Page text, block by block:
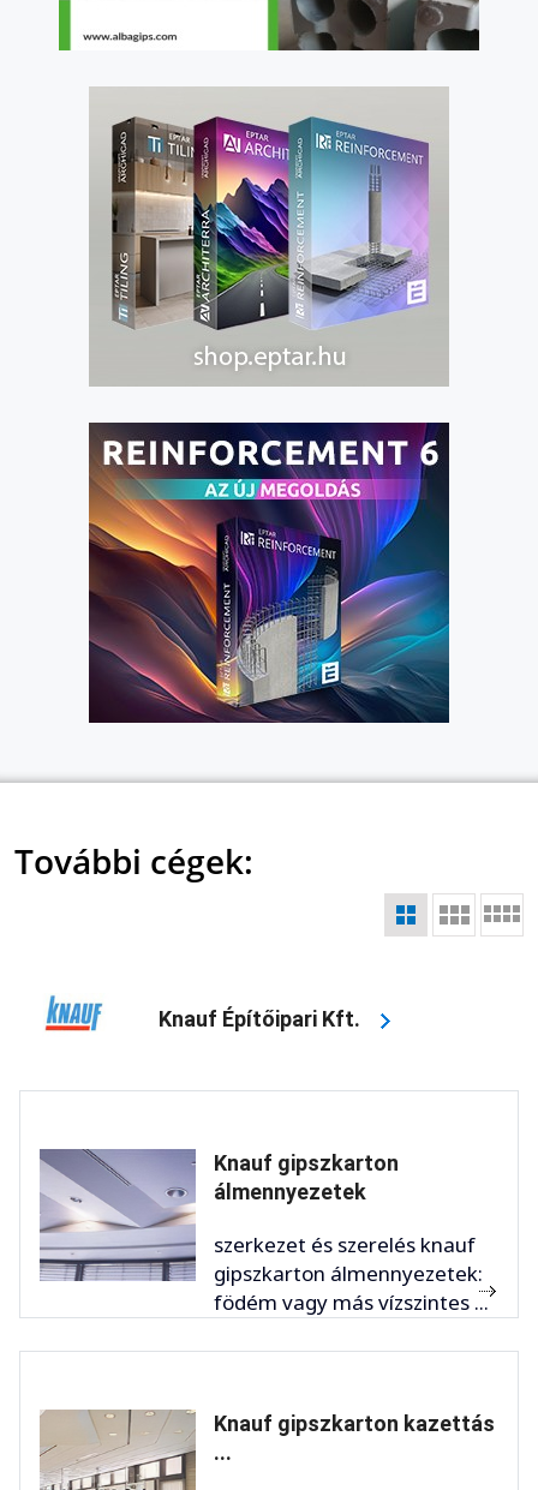
További cégek:
Knauf Építőipari Kft.
Knauf gipszkarton
álmennyezetek
szerkezet és szerelés knauf
gipszkarton álmennyezetek:
födém vagy más vízszintes ...
Knauf gipszkarton kazettás
...